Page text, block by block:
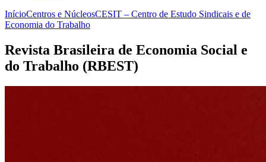
InícioCentros e NúcleosCESIT – Centro de Estudo Sindicais e de
Economia do Trabalho
Revista Brasileira de Economia Social e
do Trabalho (RBEST)